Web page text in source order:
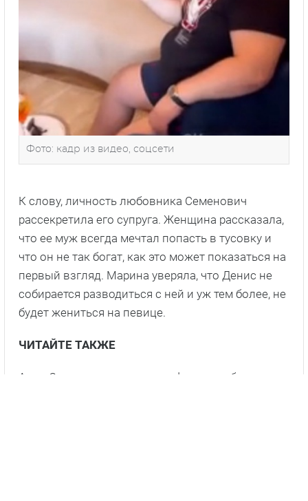
Фото: кадр из видео, соцсети
К слову, личность любовника Семенович
рассекретила его супруга. Женщина рассказала,
что ее муж всегда мечтал попасть в тусовку и
что он не так богат, как это может показаться на
первый взгляд. Марина уверяла, что Денис не
собирается разводиться с ней и уж тем более, не
будет жениться на певице.
ЧИТАЙТЕ ТАКЖЕ
Анна Семенович выложила фото с любимым и в